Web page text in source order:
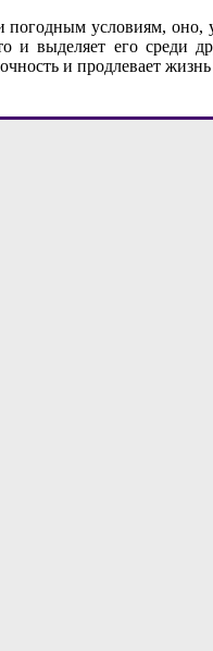
погодным условиям, оно,
и выделяет его среди
и продлевает